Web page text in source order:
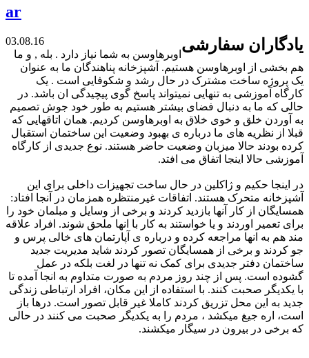
ar
03.08.16 یادگاران سفارشی
اوبرهاوسن به شما نیاز دارد . بله , و ما
هم بخشی از اوبرهاوسن هستیم. آشپزخانه پناهندگان ما به عنوان
یک پروژه ساخت مشترک در حال رشد و شکوفایی است . یک
کارگاه آموزشی به تنهایی نمیتواند پاسخ گوی پیچیدگی ان باشد. در
حالی که ما به دنبال فضای بیشتر هستیم به طور خود جوش تصمیم
به آوردن خلق و خوی خلاق به اوبرهاوسن کردیم. همان اتاقهایی که
قبلا از نظریه های ما درباره ی بهبود وضعیت این ساختمان استقبال
کرده بودند حالا میزبان وضعیت حاضر هستند. نوع جدیدی از کارگاه
آموزشی حالا اینجا اتفاق می افتد.
در اینجا حکیم و ژاکلین در حال ساخت تجهیزات داخلی برای این
آشپزخانه متحرک هستند. اتفاقات غیرمنتظره همزمان در آنجا افتاد:
همسایگان از کار آنها بازدید کردند و برخی از وسایل و مبلمان خود را
برای تعمیر اوردند و یا خواستند به کار با انها ملحق شوند. افراد علاقه
مند هم به انها مراجعه کرده و درباره ی آپارتمان های خالی پرس و
جو کردند و برخی از همسایگان تصور کردند شاید مدیریت جدید
ساختمان دفتر جدیدی برای کمک نه تنها در لغت بلکه در عمل
گشوده است. پس از چند روز مردم به صورت متداوم به انجا آمده تا
با یکدیگر صحبت کنند. با استفاده از این مکان، افراد ارتباطی زندگی
جدید به این محل تزریق کردند کاملا غیر قابل تصور است. درها باز
است، اره جیغ میکشد ، مردم را به یکدیگر صحبت می کنند در حالی
که برخی در بیرون در سیگار میکشند.